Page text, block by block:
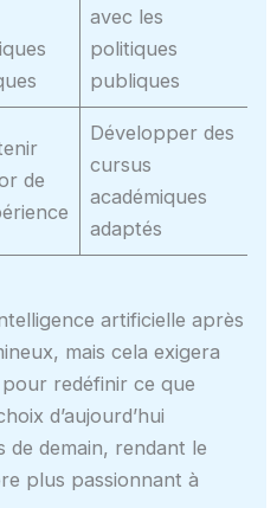
avec les
politiques
publiques
de
Développer des
cursus
académiques
adaptés
artificielle après
mais cela exigera
redéfinir ce que
d’aujourd’hui
demain, rendant le
plus passionnant à